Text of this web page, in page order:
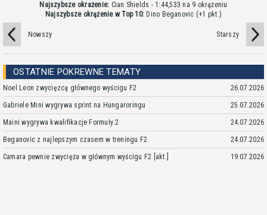
Najszybsze okrażenie: Cian Shields - 1:44,533 na 9 okrążeniu
Najszybsze okrążenie w Top 10: Dino Beganovic (+1 pkt.)
Nowszy Starszy
OSTATNIE POKREWNE TEMATY
Noel Leon zwycięzcą głównego wyścigu F2 26.07.2026
Gabriele Mini wygrywa sprint na Hungaroringu 25.07.2026
Maini wygrywa kwalifikacje Formuły 2 24.07.2026
Beganovic z najlepszym czasem w treningu F2 24.07.2026
Camara pewnie zwycięża w głównym wyścigu F2 [akt.] 19.07.2026